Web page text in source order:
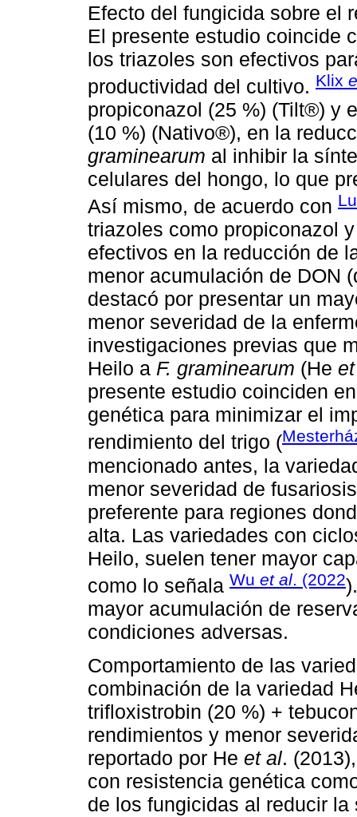
Efecto del fungicida sobre el
El presente estudio coincide
los triazoles son efectivos
productividad del cultivo. Klix
propiconazol (25 %) (Tilt®) y
(10 %) (Nativo®), en la
graminearum al inhibir la
celulares del hongo, lo que
Así mismo, de acuerdo con
triazoles como propiconazol
efectivos en la reducción de
menor acumulación de DON
destacó por presentar un
menor severidad de la
investigaciones previas que
Heilo a F. graminearum (He
presente estudio coinciden
genética para minimizar el
rendimiento del trigo (
mencionado antes, la
menor severidad de
preferente para regiones
alta. Las variedades con
Heilo, suelen tener mayor
como lo señala Wu et al. (2022
mayor acumulación de
condiciones adversas.
Comportamiento de las
combinación de la variedad
trifloxistrobin (20 %) +
rendimientos y menor
reportado por He et al.
con resistencia genética
de los fungicidas al reducir